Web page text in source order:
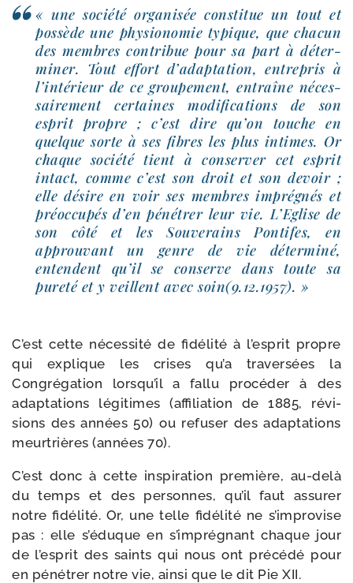
« une socié­té orga­ni­sée consti­tue un tout et
pos­sède une phy­sio­no­mie typique, que cha­cun
des membres contri­bue pour sa part à déter­
mi­ner. Tout effort d’adaptation, entre­pris à
l’intérieur de ce grou­pe­ment, entraîne néces­
sai­re­ment cer­taines modi­fi­ca­tions de son
esprit propre ; c’est dire qu’on touche en
quelque sorte à ses fibres les plus intimes. Or
chaque socié­té tient à conser­ver cet esprit
intact, comme c’est son droit et son devoir ;
elle désire en voir ses membres impré­gnés et
pré­oc­cu­pés d’en péné­trer leur vie. L’Eglise de
son côté et les Souverains Pontifes, en
approu­vant un genre de vie déter­mi­né,
entendent qu’il se conserve dans toute sa
pure­té et y veillent avec soin(9.12.1957). »
C’est cette néces­si­té de fidé­li­té à l’esprit propre
qui explique les crises qu’a tra­ver­sées la
Congrégation lorsqu’il a fal­lu pro­cé­der à des
adap­ta­tions légi­times (affi­lia­tion de 1885, révi­
sions des années 50) ou refu­ser des adap­ta­tions
meur­trières (années 70).
C’est donc à cette ins­pi­ra­tion pre­mière, au-​delà
du temps et des per­sonnes, qu’il faut assu­rer
notre fidé­li­té. Or, une telle fidé­li­té ne s’improvise
pas : elle s’éduque en s’imprégnant chaque jour
de l’esprit des saints qui nous ont pré­cé­dé pour
en péné­trer notre vie, ain­si que le dit Pie XII.